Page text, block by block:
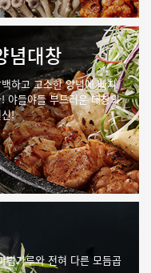
념대창
하고 고소한 양념에 빠지
야들야들 부드러운 대창의
!
법가루와 전혀 다른 모듬곱